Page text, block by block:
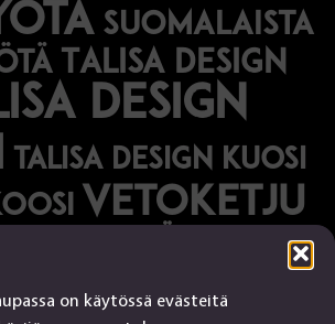
on käytössä evästeitä
suomalaista
Talisa Design
design
talisa design kuosi
vetoketju